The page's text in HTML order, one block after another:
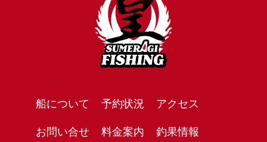
船について 予約状況
アクセス
お問い合せ
料金案内 釣果情報